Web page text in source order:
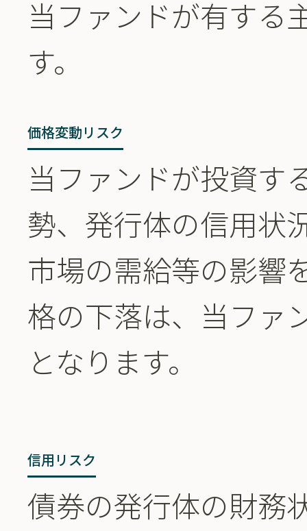
当ファンドが有する
す。
価格変動リスク
当ファンドが投資す
勢、発行体の信用状
市場の需給等の影響
格の下落は、当ファ
となります。
信用リスク
債券の発行体の財務